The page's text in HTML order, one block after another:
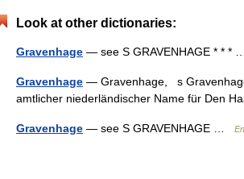
Look at other dictionaries:
Gravenhage — see S GRAVENHAGE * * *
Gravenhage — Gravenhage, s Gravenhage
amtlicher niederländischer Name für Den
Gravenhage — see S GRAVENHAGE …